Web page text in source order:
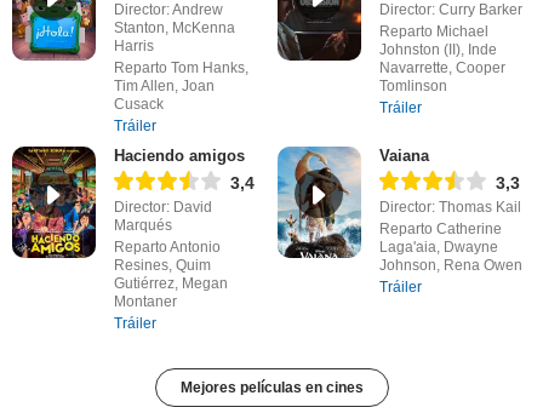
Director: Andrew
Stanton, McKenna
Harris
Reparto Tom Hanks,
Tim Allen, Joan
Cusack
Tráiler
Director: Curry Barker
Reparto Michael
Johnston (II), Inde
Navarrette, Cooper
Tomlinson
Tráiler
Haciendo amigos
3,4
Director: David
Marqués
Reparto Antonio
Resines, Quim
Gutiérrez, Megan
Montaner
Tráiler
Vaiana
3,3
Director: Thomas Kail
Reparto Catherine
Laga'aia, Dwayne
Johnson, Rena Owen
Tráiler
Mejores películas en cines